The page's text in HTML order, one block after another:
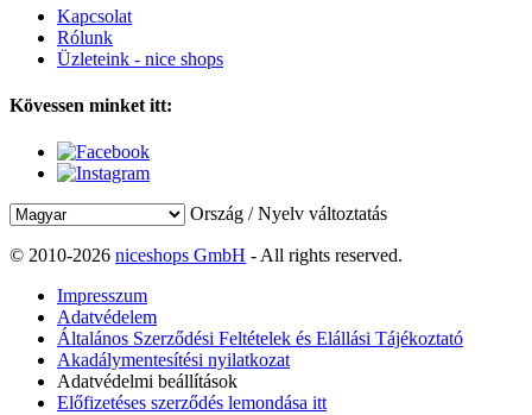
Kapcsolat
Rólunk
Üzleteink - nice shops
Kövessen minket itt:
Ország / Nyelv változtatás
© 2010-2026 niceshops GmbH - All rights reserved.
Impresszum
Adatvédelem
Általános Szerződési Feltételek és Elállási Tájékoztató
Akadálymentesítési nyilatkozat
Adatvédelmi beállítások
Előfizetéses szerződés lemondása itt